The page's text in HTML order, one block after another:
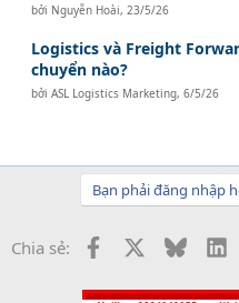
bởi Nguyễn Hoài,23/5/26
Logistics và Freight
chuyển nào?
bởiASL Logistics Marketing,6/5/26
Bạn phải đăng nhập
Chia sẻ: Facebook Bluesky